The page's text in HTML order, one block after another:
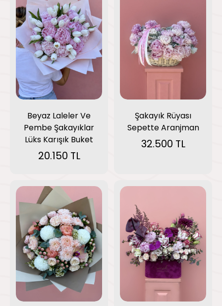
Beyaz Laleler Ve
Pembe Şakayıklar
Lüks Karışık Buket
20.150 TL
Şakayık Rüyası
Sepette Aranjman
32.500 TL